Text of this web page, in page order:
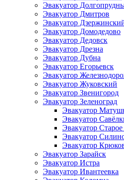
Эвакуатор
Эвакуатор Дмитров
Эвакуатор
Эвакуатор Домодедово
Эвакуатор Дедовск
Эвакуатор Дрезна
Эвакуатор Дубна
Эвакуатор Егорьевск
Эвакуатор
Эвакуатор Жуковский
Эвакуатор Звенигород
Эвакуатор Зеленоград
Эвакуатор
Эвакуатор
Эвакуатор
Эвакуатор
Эвакуатор
Эвакуатор Зарайск
Эвакуатор Истра
Эвакуатор Ивантеевка